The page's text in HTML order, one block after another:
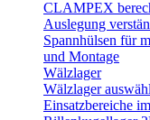
CLAMPEX
Auslegung
Spannhülsen für
und Montage
Wälzlager
Wälzlager
Einsatzbereiche